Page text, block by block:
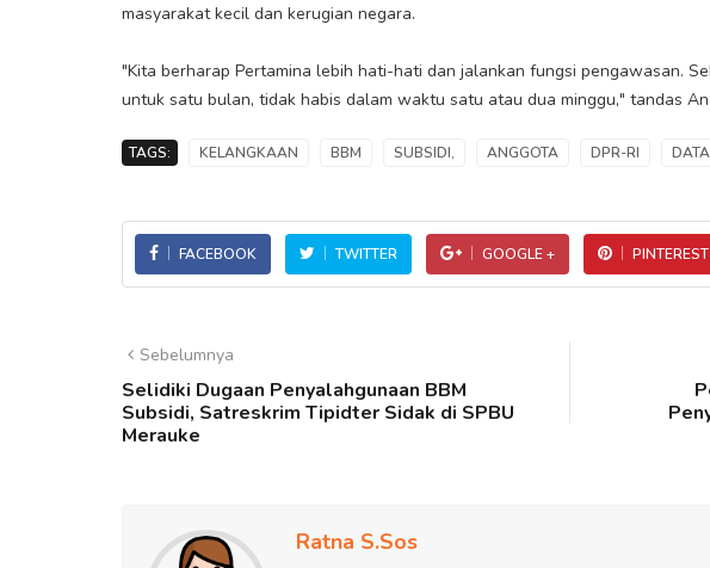
masyarakat kecil dan kerugian negara.
"Kita berharap Pertamina lebih hati-hati dan jalankan fungsi pengawasan.
untuk satu bulan, tidak habis dalam waktu satu atau dua minggu," tandas
TAGS: KELANGKAAN BBM SUBSIDI, ANGGOTA DPR-RI
FACEBOOK TWITTER GOOGLE + PINTEREST
Sebelumnya
Selidiki Dugaan Penyalahgunaan BBM
Subsidi, Satreskrim Tipidter Sidak di SPBU
Merauke
Ratna S.Sos